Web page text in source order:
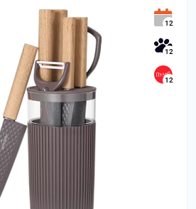
12
12
12